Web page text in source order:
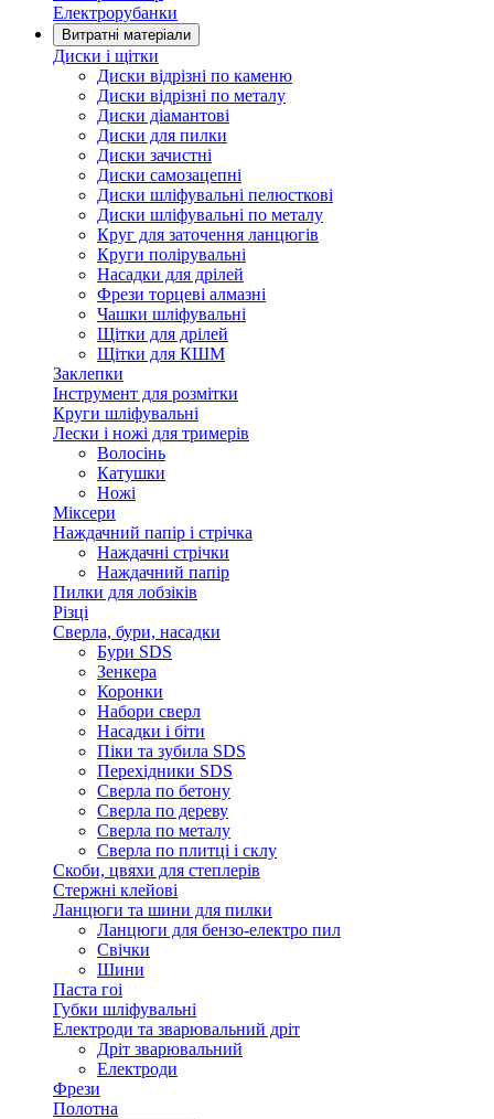
Електрорубанки
Витратні матеріали
Диски і щітки
Диски відрізні по каменю
Диски відрізні по металу
Диски діамантові
Диски для пилки
Диски зачистні
Диски самозацепні
Диски шліфувальні пелюсткові
Диски шліфувальні по металу
Круг для заточення ланцюгів
Круги полірувальні
Насадки для дрілей
Фрези торцеві алмазні
Чашки шліфувальні
Щітки для дрілей
Щітки для КШМ
Заклепки
Інструмент для розмітки
Круги шліфувальні
Лески і ножі для тримерів
Волосінь
Катушки
Ножі
Міксери
Наждачний папір і стрічка
Наждачні стрічки
Наждачний папір
Пилки для лобзіків
Різці
Сверла, бури, насадки
Бури SDS
Зенкера
Коронки
Набори сверл
Насадки і біти
Піки та зубила SDS
Перехідники SDS
Сверла по бетону
Сверла по дереву
Сверла по металу
Сверла по плитці і склу
Скоби, цвяхи для степлерів
Стержні клейові
Ланцюги та шини для пилки
Ланцюги для бензо-електро пил
Свічки
Шини
Паста гоі
Губки шліфувальні
Електроди та зварювальний дріт
Дріт зварювальний
Електроди
Фрези
Полотна